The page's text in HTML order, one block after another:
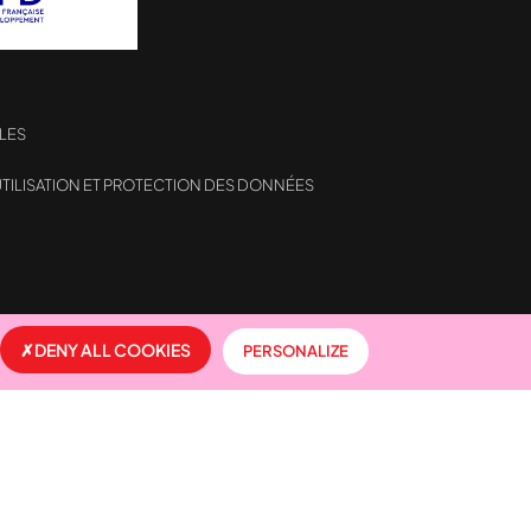
avec les réglementations. Personnalisez vos
ET PROTECTION DES DONNÉES
DENY ALL COOKIES PERSONALIZE